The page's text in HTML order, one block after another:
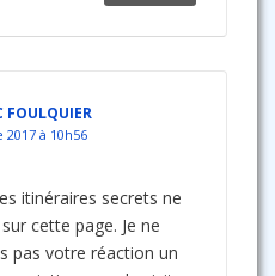
FOULQUIER
à 10h56
itinéraires secrets ne
cette page. Je ne
pas votre réaction un